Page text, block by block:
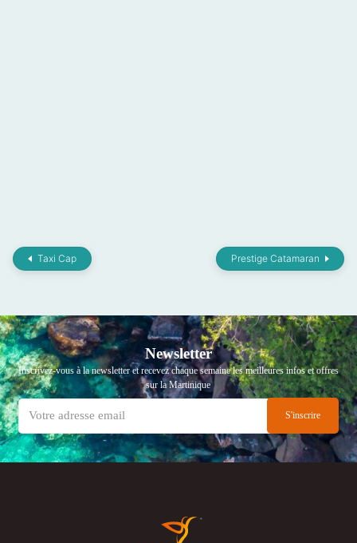
Taxi Cap Prestige Catamaran
Newsletter
Inscrivez-vous à la newsletter et recevez chaque semaine les meilleures infos et offres
sur la Martinique